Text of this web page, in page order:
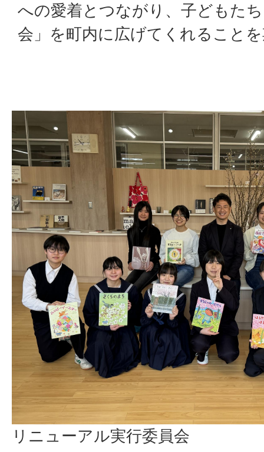
への愛着とつながり、子どもた
会」を町内に広げてくれること
リニューアル実行委員会